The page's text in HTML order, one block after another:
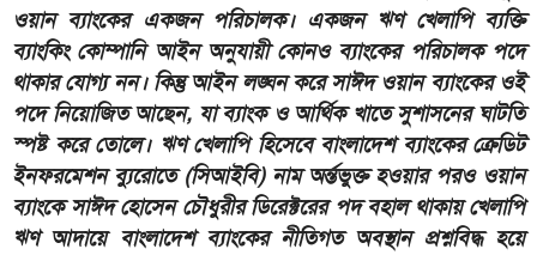
ওয়ান ব্যাংকের একজন পরিচালক। একজন ঋণ খেলাপি ব্যক্তি
ব্যাংকিং কোম্পানি আইন অনুযায়ী কোনও ব্যাংকের পরিচালক পদে
থাকার যোগ্য নন। কিন্তু আইন লঙ্ঘন করে সাঈদ ওয়ান ব্যাংকের ওই
পদে নিয়োজিত আছেন, যা ব্যাংক ও আর্থিক খাতে সুশাসনের ঘাটতি
স্পষ্ট করে তোলে। ঋণ খেলাপি হিসেবে বাংলাদেশ ব্যাংকের ক্রেডিট
ইনফরমেশন ব্যুরোতে (সিআইবি) নাম অর্ন্তভুক্ত হওয়ার পরও ওয়ান
ব্যাংকে সাঈদ হোসেন চৌধুরীর ডিরেক্টরের পদ বহাল থাকায় খেলাপি
ঋণ আদায়ে বাংলাদেশ ব্যাংকের নীতিগত অবস্থান প্রশ্নবিদ্ধ হয়ে